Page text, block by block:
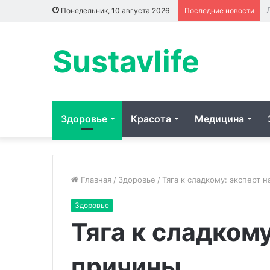
Понедельник, 10 августа 2026 Последние новости
Sustavlife
Здоровье Красота Медицина
Главная / Здоровье / Тяга к сладкому: эксперт
Здоровье
Тяга к
больной